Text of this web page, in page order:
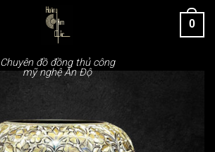
Chuyên đồ đồng thủ công
mỹ nghệ Ấn Độ
0